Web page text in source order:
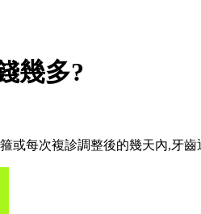
幾多?
或每次複診調整後的幾天內,牙